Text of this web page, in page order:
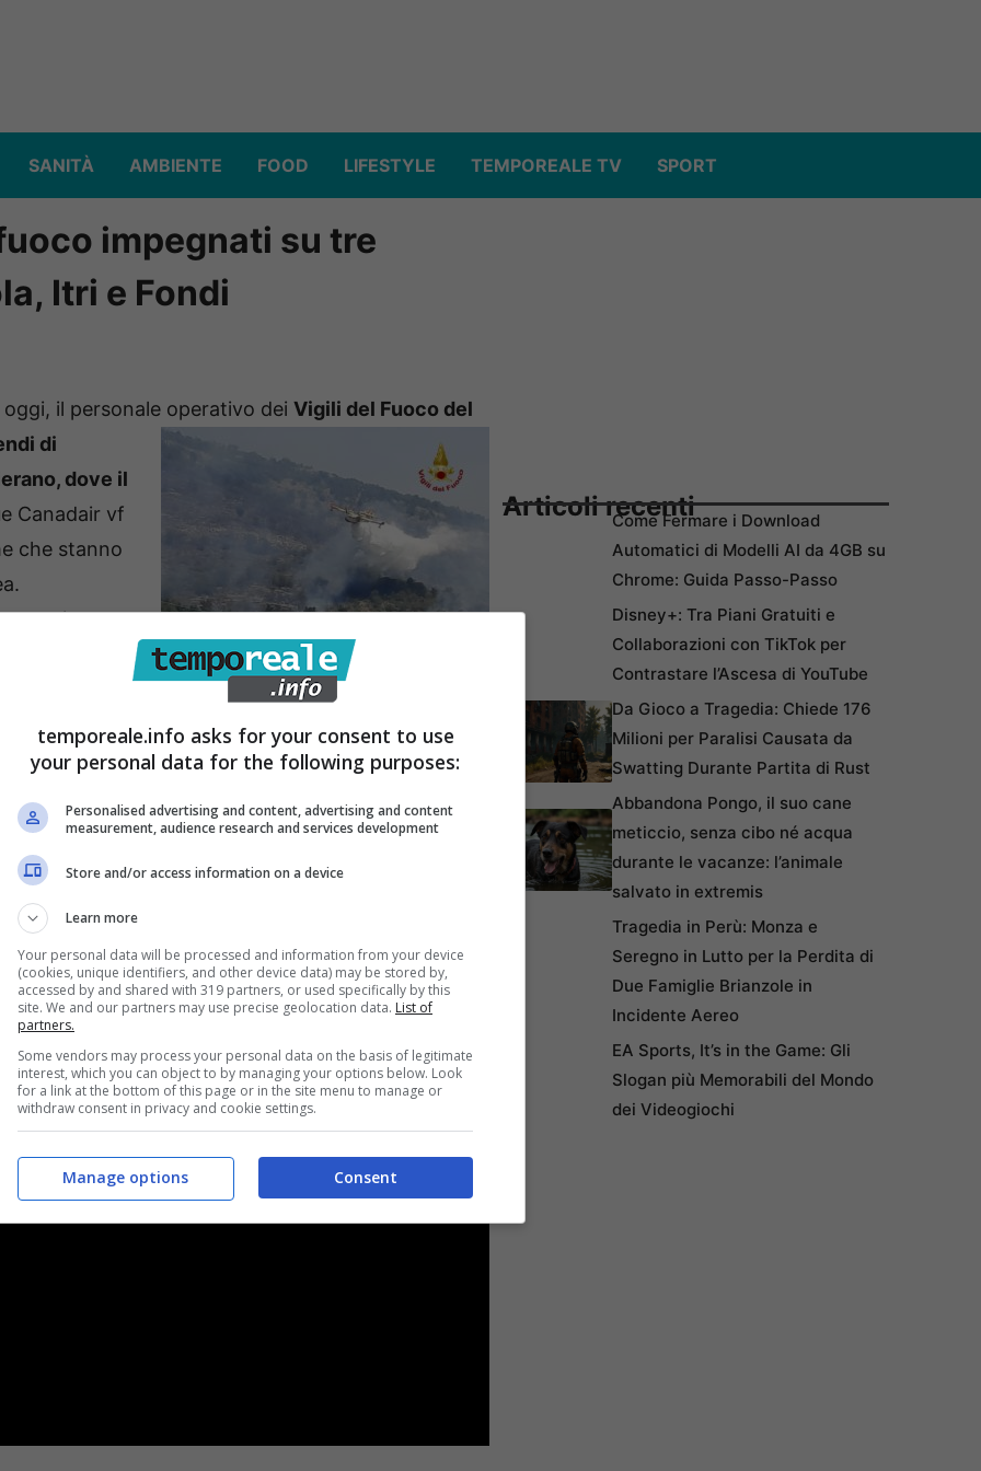
SANITÀ AMBIENTE FOOD LIFESTYLE TEMPOREALE TV SPORT
impegnati su tre
Itri e Fondi
oggi, il personale operativo dei Vigili del Fuoco del
di
dove il
Canadair vf
che stanno
tra pineta e
sta
ed una squadra vf a terra, per le operazioni di
Al momento le fiamme hanno interessato
Infine
della flotta aerea regionale, sta coordinando le
anche squadre volontari di protezione
Articoli recentiCome Fermare i Download
Automatici di Modelli AI da 4GB su
Chrome: Guida Passo-Passo
Disney+: Tra Piani Gratuiti e
Collaborazioni con TikTok per
Contrastare l’Ascesa di YouTube
Da Gioco a Tragedia: Chiede 176
Milioni per Paralisi Causata da
Swatting Durante Partita di Rust
Abbandona Pongo, il suo cane
meticcio, senza cibo né acqua
durante le vacanze: l’animale
salvato in extremis
Tragedia in Perù: Monza e
Seregno in Lutto per la Perdita di
Due Famiglie Brianzole in
Incidente Aereo
EA Sports, It’s in the Game: Gli
Slogan più Memorabili del Mondo
dei Videogiochi
temporeale.info asks for your consent to use
your personal data for the following purposes:
Personalised advertising and content, advertising and content
measurement, audience research and services development
Store and/or access information on a device
Learn more
Your personal data will be processed and information from your device
(cookies, unique identifiers, and other device data) may be stored by,
accessed by and shared with 319 partners, or used specifically by this
site. We and our partners may use precise geolocation data. List of
partners.
Some vendors may process your personal data on the basis of legitimate
interest, which you can object to by managing your options below. Look
for a link at the bottom of this page or in the site menu to manage or
withdraw consent in privacy and cookie settings.
Consent
Manage options